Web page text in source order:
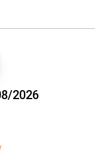
2026